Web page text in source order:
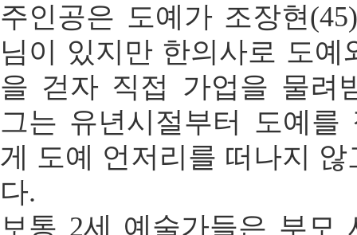
주인공은 도예가 조장현
님이 있지만 한의사로 도예
을 걷자 직접 가업을 물려
그는 유년시절부터 도예를
게 도예 언저리를 떠나지
다.
보통 2세 예술가들은 부모